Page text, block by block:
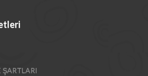
ŞARTLARI